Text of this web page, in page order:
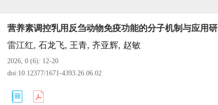
雷江红, 石龙飞, 王青, 齐亚辉, 赵敏
2026, 0 (6): 12-20
doi:10.12377/1671-4393.26.06.02